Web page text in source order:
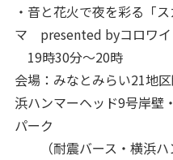
・音と花火で夜を彩る「
マ presented byコロワイ
19時30分～20時
会場：みなとみらい21地
浜ハンマーヘッド9号岸壁
パーク
（耐震バース・横浜ハ